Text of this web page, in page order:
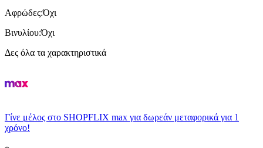
Αφρώδες:Όχι
Βινυλίου:Όχι
Δες όλα τα χαρακτηριστικά
Γίνε μέλος στο SHOPFLIX max για δωρεάν μεταφορικά για 1
χρόνο!